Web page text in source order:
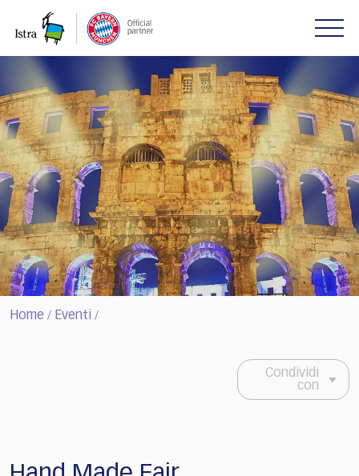
note:
website
includes
an
accessibility
system.
Home / Eventi /
Condividi
con